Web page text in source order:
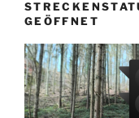
GEÖFFNET